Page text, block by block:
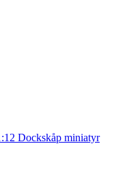
Dockskåp miniatyr